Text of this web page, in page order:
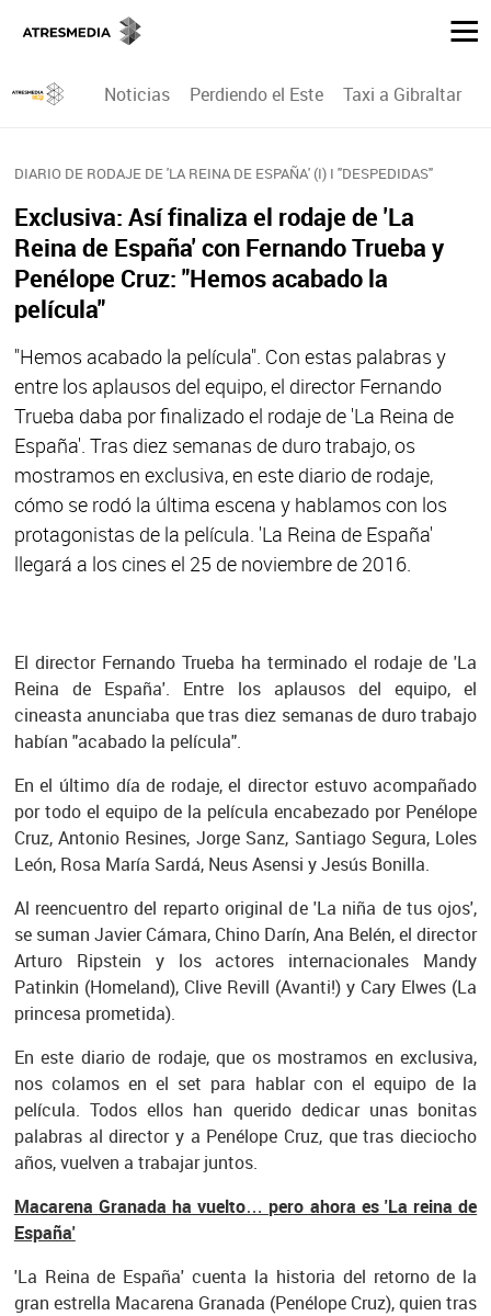
Noticias Perdiendo el Este Taxi a Gibraltar
DIARIO DE RODAJE DE 'LA REINA DE ESPAÑA' (I) I "DESPEDIDAS"
Exclusiva: Así finaliza el rodaje de 'La
Reina de España' con Fernando Trueba y
Penélope Cruz: "Hemos acabado la
película"
"Hemos acabado la película". Con estas palabras y
entre los aplausos del equipo, el director Fernando
Trueba daba por finalizado el rodaje de 'La Reina de
España'. Tras diez semanas de duro trabajo, os
mostramos en exclusiva, en este diario de rodaje,
cómo se rodó la última escena y hablamos con los
protagonistas de la película. 'La Reina de España'
llegará a los cines el 25 de noviembre de 2016.
El director Fernando Trueba ha terminado el rodaje de 'La
Reina de España'. Entre los aplausos del equipo, el
cineasta anunciaba que tras diez semanas de duro trabajo
habían "acabado la película".
En el último día de rodaje, el director estuvo acompañado
por todo el equipo de la película encabezado por Penélope
Cruz, Antonio Resines, Jorge Sanz, Santiago Segura, Loles
León, Rosa María Sardá, Neus Asensi y Jesús Bonilla.
Al reencuentro del reparto original de 'La niña de tus ojos',
se suman Javier Cámara, Chino Darín, Ana Belén, el director
Arturo Ripstein y los actores internacionales Mandy
Patinkin (Homeland), Clive Revill (Avanti!) y Cary Elwes (La
princesa prometida).
En este diario de rodaje, que os mostramos en exclusiva,
nos colamos en el set para hablar con el equipo de la
película. Todos ellos han querido dedicar unas bonitas
palabras al director y a Penélope Cruz, que tras dieciocho
años, vuelven a trabajar juntos.
Macarena Granada ha vuelto… pero ahora es 'La reina de
España'
'La Reina de España' cuenta la historia del retorno de la
gran estrella Macarena Granada (Penélope Cruz), quien tras